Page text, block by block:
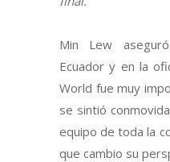
Min Lew
Ecuador y en la
World fue muy
se sintió
equipo de toda la
que cambio su